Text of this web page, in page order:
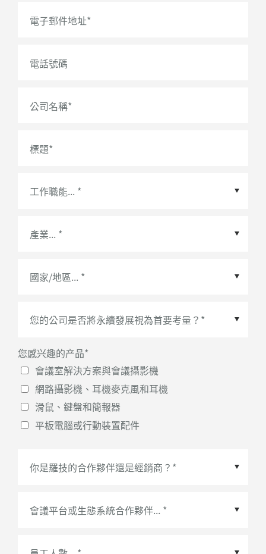
電子郵件地址*
電話號碼
公司名稱*
標題*
國家/地區*
您感兴趣的产品*
會議室解決方案與會議攝影機
網路攝影機、耳機麥克風和耳機
滑鼠、鍵盤和簡報器
平板電腦或行動裝置配件
會議平台或生態系統合作夥伴